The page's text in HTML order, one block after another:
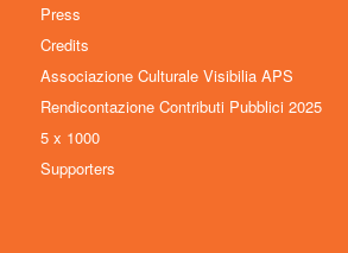
Press
Credits
Associazione Culturale Visibilia APS
Rendicontazione Contributi Pubblici 2025
5 x 1000
Supporters